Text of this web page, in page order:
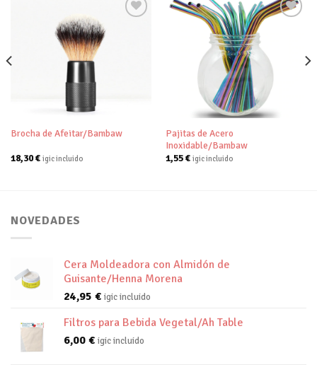
Brocha de Afeitar/Bambaw
18,30€ igic incluido
Pajitas de Acero
Inoxidable/Bambaw
1,55€ igic incluido
NOVEDADES
Cera Moldeadora con Almidón de
Guisante/Henna Morena
24,95 € igic incluido
Filtros para Bebida Vegetal/Ah Table
6,00 € igic incluido